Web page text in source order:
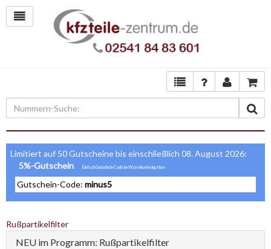
Limitiert auf 50 Gutscheine bis einschließlich 08. August 2026:
5%-Gutschein
Gutschein-Code: minus5
Rußpartikelfilter
NEU im Programm: Rußpartikelfilter